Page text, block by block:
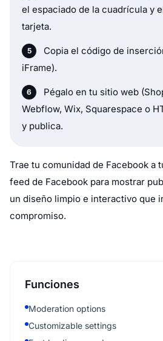
el espaciado de la cuadrícula y
tarjeta.
Copia el código de
iFrame).
Pégalo en tu sitio web
Webflow, Wix, Squarespace o
y publica.
Trae tu comunidad de Facebook a
feed de Facebook para mostrar
un diseño limpio e interactivo que
compromiso.
Funciones
Moderation options
Customizable settings